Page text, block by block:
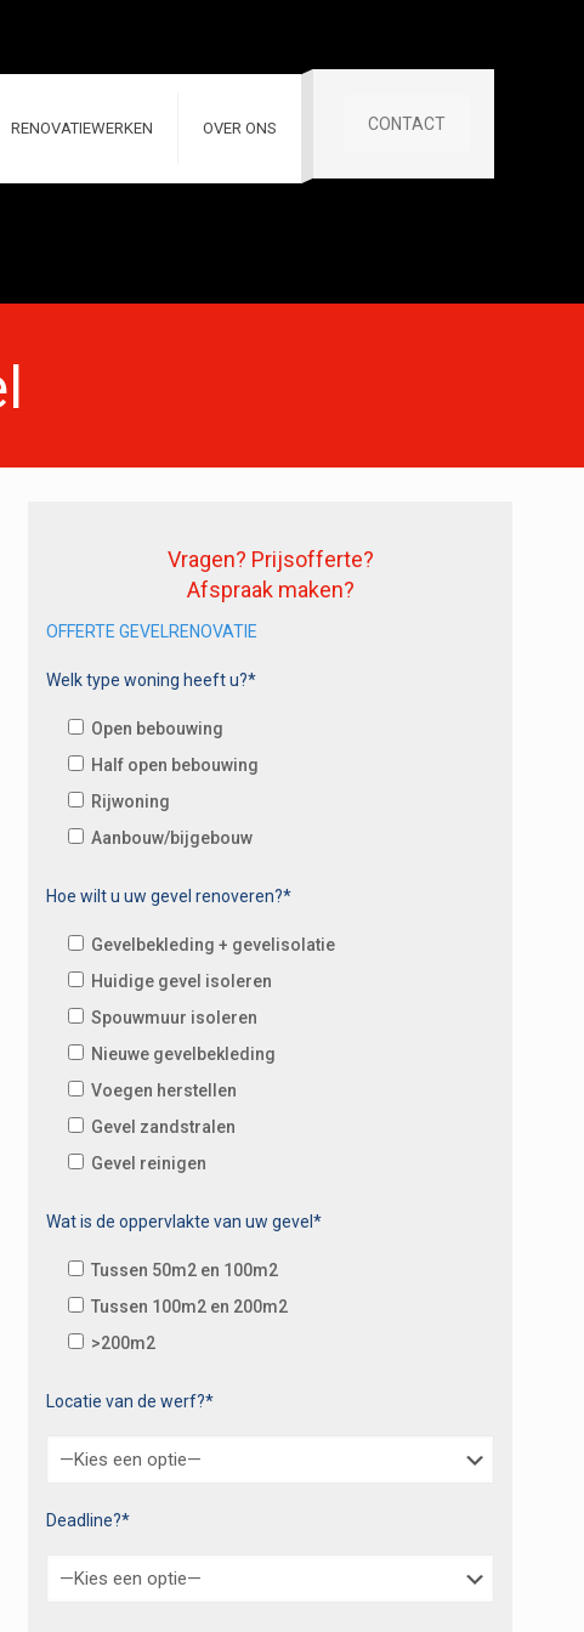
RENOVATIEWERKEN OVER ONS CONTACT
Vragen? Prijsofferte?
Afspraak maken?
OFFERTE GEVELRENOVATIE
Welk type woning heeft u?*
Open bebouwing
Half open bebouwing
Rijwoning
Aanbouw/bijgebouw
Hoe wilt u uw gevel renoveren?*
Gevelbekleding + gevelisolatie
Huidige gevel isoleren
Spouwmuur isoleren
Nieuwe gevelbekleding
Voegen herstellen
Gevel zandstralen
Gevel reinigen
Wat is de oppervlakte van uw gevel*
Tussen 50m2 en 100m2
Tussen 100m2 en 200m2
>200m2
Locatie van de werf?*
Deadline?*